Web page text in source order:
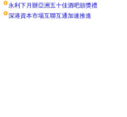
永利下月辦亞洲五十佳酒吧頒獎禮
深港資本市場互聯互通加速推進